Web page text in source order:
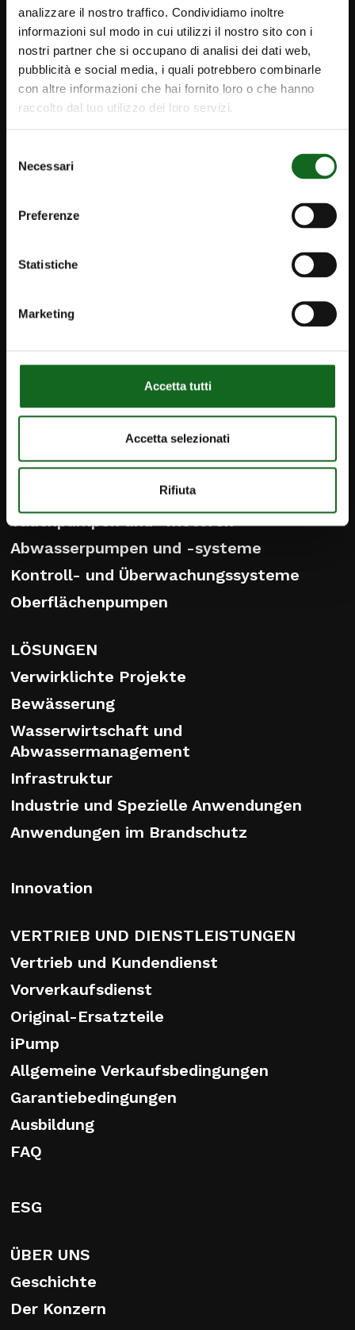
analizzare il nostro traffico. Condividiamo inoltre
informazioni sul modo in cui utilizzi il nostro sito con i
nostri partner che si occupano di analisi dei dati web,
pubblicità e social media, i quali potrebbero combinarle
con altre informazioni che hai fornito loro o che hanno
raccolto dal tuo utilizzo dei loro servizi.
delNecessari
Preferenze
Statistiche
Marketing
Accetta tutti
Accetta selezionati
Rifiuta
iPump
Kontakte
caprari@caprari.de
Tauchpumpen und -motoren
Abwasserpumpen und -systeme
Kontroll- und Überwachungssysteme
Oberflächenpumpen
LÖSUNGEN
Verwirklichte Projekte
Bewässerung
Wasserwirtschaft und
Abwassermanagement
Infrastruktur
Industrie und Spezielle Anwendungen
Anwendungen im Brandschutz
Innovation
VERTRIEB UND DIENSTLEISTUNGEN
Vertrieb und Kundendienst
Vorverkaufsdienst
Original-Ersatzteile
iPump
Allgemeine Verkaufsbedingungen
Garantiebedingungen
Ausbildung
FAQ
ESG
ÜBER UNS
Geschichte
Der Konzern